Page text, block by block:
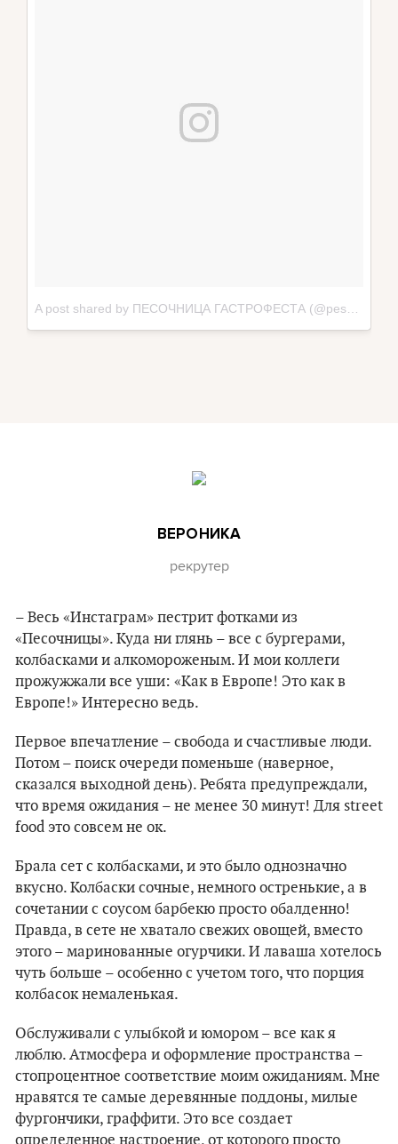
ВЕРОНИКА
рекрутер
– Весь «Инстаграм» пестрит фотками из
«Песочницы». Куда ни глянь – все с бургерами,
колбасками и алкомороженым. И мои коллеги
прожужжали все уши: «Как в Европе! Это как в
Европе!» Интересно ведь.
Первое впечатление – свобода и счастливые люди.
Потом – поиск очереди поменьше (наверное,
сказался выходной день). Ребята предупреждали,
что время ожидания – не менее 30 минут! Для street
food это совсем не ок.
Брала сет с колбасками, и это было однозначно
вкусно. Колбаски сочные, немного остренькие, а в
сочетании с соусом барбекю просто обалденно!
Правда, в сете не хватало свежих овощей, вместо
этого – маринованные огурчики. И лаваша хотелось
чуть больше – особенно с учетом того, что порция
колбасок немаленькая.
Обслуживали с улыбкой и юмором – все как я
люблю. Атмосфера и оформление пространства –
стопроцентное соответствие моим ожиданиям. Мне
нравятся те самые деревянные поддоны, милые
фургончики, граффити. Это все создает
определенное настроение, от которого просто